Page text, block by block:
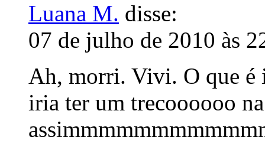
Luana M. disse:
07 de julho de 2010 às
Ah, morri. Vivi. O que é
iria ter um trecoooooo